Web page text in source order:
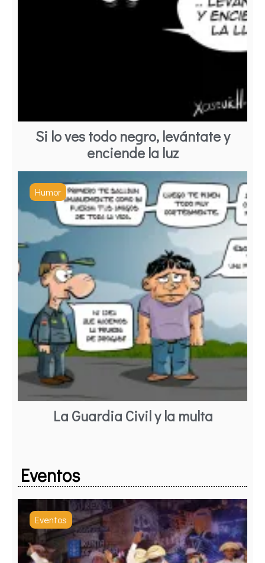
Si lo ves todo negro, levántate y
enciende la luz
Humor
La Guardia Civil y la multa
Eventos
Eventos